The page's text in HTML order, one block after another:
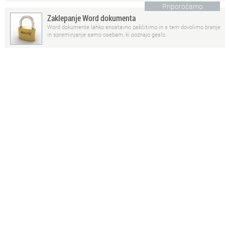
Priporočamo
Zaklepanje Word dokumenta
Word dokumente lahko enostavno zaščitimo in s tem dovolimo branje
in spreminjanje samo osebam, ki poznajo geslo.